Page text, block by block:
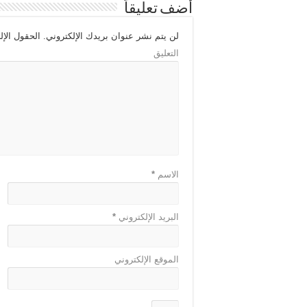
أضف تعليقاً
لن يتم نشر عنوان بريدك الإلكتروني. الحقول
التعليق
الاسم *
البريد الإلكتروني *
الموقع الإلكتروني